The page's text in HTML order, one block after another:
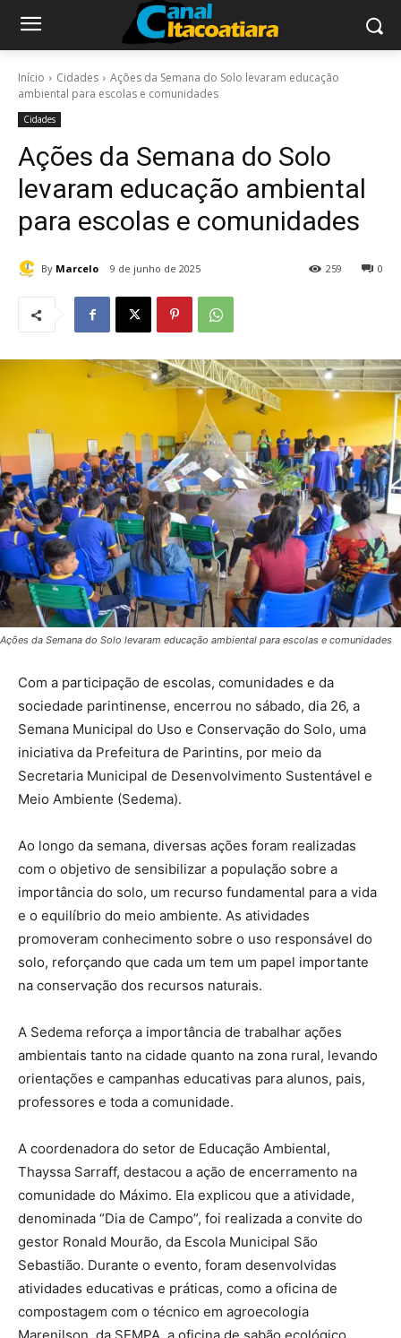
Início Cidades
Ações da Semana do Solo levaram educação
ambiental para escolas e comunidades
Cidades
Ações da Semana do Solo
levaram educação ambiental
para escolas e comunidades
By Marcelo 9 de junho de 2025 0
259
Ações da Semana do Solo levaram educação ambiental para escolas e comunidades
Com a participação de escolas, comunidades e da
sociedade parintinense, encerrou no sábado, dia 26, a
Semana Municipal do Uso e Conservação do Solo, uma
iniciativa da Prefeitura de Parintins, por meio da
Secretaria Municipal de Desenvolvimento Sustentável e
Meio Ambiente (Sedema).
Ao longo da semana, diversas ações foram realizadas
com o objetivo de sensibilizar a população sobre a
importância do solo, um recurso fundamental para a vida
e o equilíbrio do meio ambiente. As atividades
promoveram conhecimento sobre o uso responsável do
solo, reforçando que cada um tem um papel importante
na conservação dos recursos naturais.
A Sedema reforça a importância de trabalhar ações
ambientais tanto na cidade quanto na zona rural, levando
orientações e campanhas educativas para alunos, pais,
professores e toda a comunidade.
A coordenadora do setor de Educação Ambiental,
Thayssa Sarraff, destacou a ação de encerramento na
comunidade do Máximo. Ela explicou que a atividade,
denominada “Dia de Campo”, foi realizada a convite do
gestor Ronald Mourão, da Escola Municipal São
Sebastião. Durante o evento, foram desenvolvidas
atividades educativas e práticas, como a oficina de
compostagem com o técnico em agroecologia